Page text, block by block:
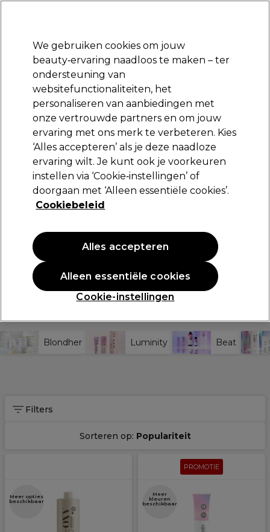
Aanmelden
Merken Deals Haar Elektra
Gratis Retourneren
Gratis bezorging vanaf slechts
Merken Professional by Fama
Professional by Fama
Al meer dan 40 jaar dé expert in haarkleuring uit Italië
Professional By Fama staat al meer dan vier decennia bekend
vakmanschap – rechtstreeks uit Italië. Dankzij de
hoogwaardige formules en bewezen resultaten geniet jij van
professionele salonkwaliteit, gewoon bij jou in de stoel.
Leer Meer Over
Professional by Fama
Blondher Luminity Beat
Filters
Sorteren op: Populariteit
Meer opties
beschikbaar
PROMOTIE
Meer
kleuren
beschikbaar
We gebruiken cookies om jouw
beauty‑ervaring naadloos te maken – ter
ondersteuning van
websitefunctionaliteiten, het
personaliseren van aanbiedingen met
onze vertrouwde partners en om jouw
ervaring met ons merk te verbeteren. Kies
‘Alles accepteren’ als je deze naadloze
ervaring wilt. Je kunt ook je voorkeuren
instellen via ‘Cookie‑instellingen’ of
doorgaan met ‘Alleen essentiële cookies’.
Cookiebeleid
Cookie-instellingen
Alleen essentiële cookies
Alles accepteren